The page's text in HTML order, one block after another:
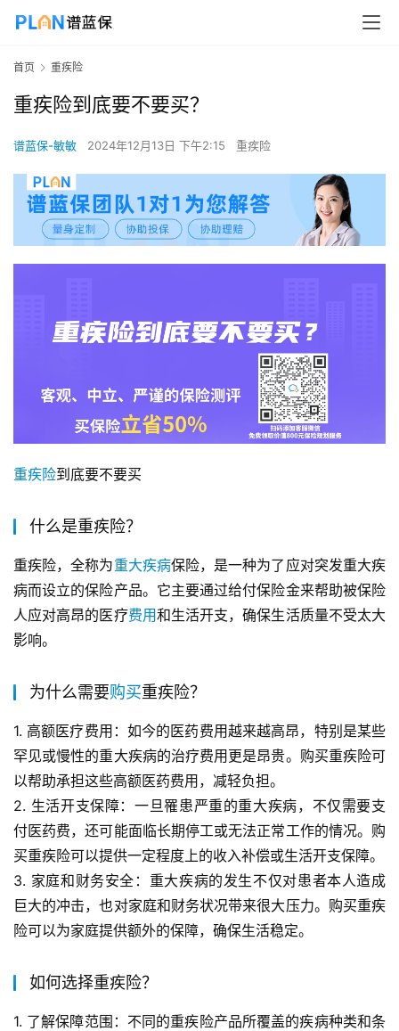
首页 重疾险
重疾险到底要不要买？
谱蓝保-敏敏 2024年12月13日 下午2:15 重疾险
重疾险到底要不要买
什么是重疾险？
重疾险，全称为重大疾病保险，是一种为了应对突发重大疾
病而设立的保险产品。它主要通过给付保险金来帮助被保险
人应对高昂的医疗费用和生活开支，确保生活质量不受太大
影响。
为什么需要购买重疾险？
1. 高额医疗费用：如今的医药费用越来越高昂，特别是某些
罕见或慢性的重大疾病的治疗费用更是昂贵。购买重疾险可
以帮助承担这些高额医药费用，减轻负担。
2. 生活开支保障：一旦罹患严重的重大疾病，不仅需要支
付医药费，还可能面临长期停工或无法正常工作的情况。购
买重疾险可以提供一定程度上的收入补偿或生活开支保障。
3. 家庭和财务安全：重大疾病的发生不仅对患者本人造成
巨大的冲击，也对家庭和财务状况带来很大压力。购买重疾
险可以为家庭提供额外的保障，确保生活稳定。
如何选择重疾险？
1. 了解保障范围：不同的重疾险产品所覆盖的疾病种类和条